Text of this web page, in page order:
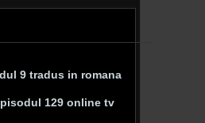
9 tradus in romana
129 online tv